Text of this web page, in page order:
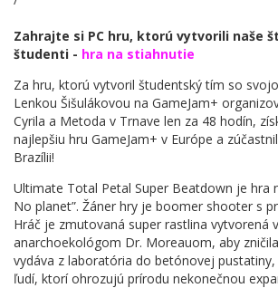
Zahrajte si PC hru, ktorú vytvorili naše
študenti - hra na stiahnutie
Za hru, ktorú vytvoril študentský tím so
Lenkou Šišulákovou na GameJam+
Cyrila a Metoda v Trnave len za 48 hodín,
najlepšiu hru GameJam+ v Európe a
Brazílii!
Ultimate Total Petal Super Beatdown je hra
No planet”. Žáner hry je boomer shooter s
Hráč je zmutovaná super rastlina vytvorená
anarchoekológom Dr. Moreauom, aby
vydáva z laboratória do betónovej pustatiny,
ľudí, ktorí ohrozujú prírodu nekonečnou